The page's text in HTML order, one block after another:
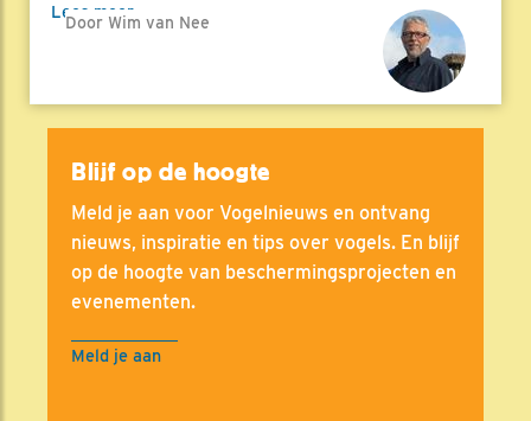
Lees meer
Door Wim van Nee
Blijf op de hoogte
Meld je aan voor Vogelnieuws en ontvang
nieuws, inspiratie en tips over vogels. En blijf
op de hoogte van beschermingsprojecten en
evenementen.
Meld je aan